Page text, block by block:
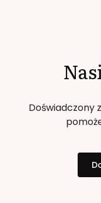
Doświadczony